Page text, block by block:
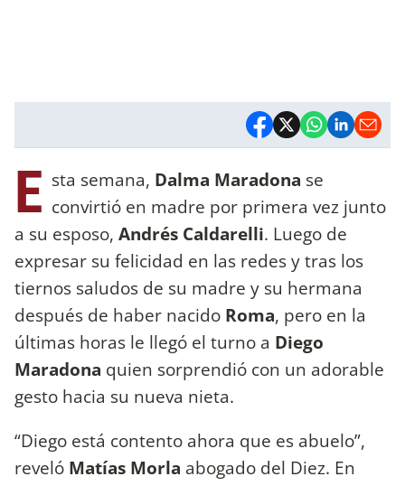
E sta semana, Dalma Maradona se
convirtió en madre por primera vez junto
a su esposo, Andrés Caldarelli. Luego de
expresar su felicidad en las redes y tras los
tiernos saludos de su madre y su hermana
después de haber nacido Roma, pero en la
últimas horas le llegó el turno a Diego
Maradona quien sorprendió con un adorable
gesto hacia su nueva nieta.
“Diego está contento ahora que es abuelo”,
reveló Matías Morla abogado del Diez. En